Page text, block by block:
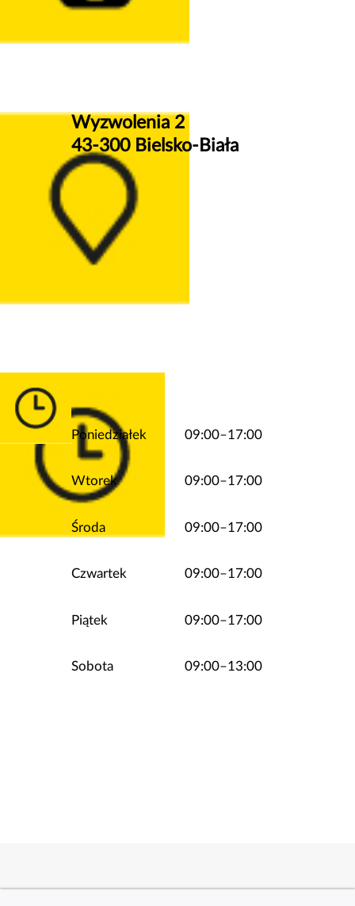
Wyzwolenia 2
43-300 Bielsko-Biała
Poniedziałek 09:00–17:00
Wtorek 09:00–17:00
Środa 09:00–17:00
Czwartek 09:00–17:00
Piątek 09:00–17:00
Sobota 09:00–13:00